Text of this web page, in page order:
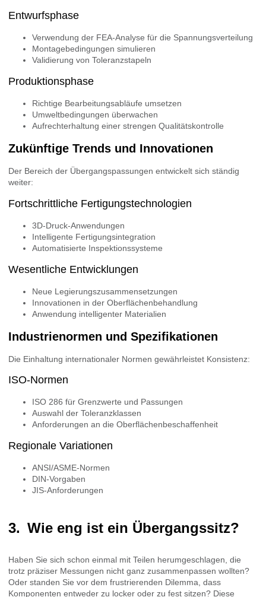
Entwurfsphase
Verwendung der FEA-Analyse für die Spannungsverteilung
Montagebedingungen simulieren
Validierung von Toleranzstapeln
Produktionsphase
Richtige Bearbeitungsabläufe umsetzen
Umweltbedingungen überwachen
Aufrechterhaltung einer strengen Qualitätskontrolle
Zukünftige Trends und Innovationen
Der Bereich der Übergangspassungen entwickelt sich ständig
weiter:
Fortschrittliche Fertigungstechnologien
3D-Druck-Anwendungen
Intelligente Fertigungsintegration
Automatisierte Inspektionssysteme
Wesentliche Entwicklungen
Neue Legierungszusammensetzungen
Innovationen in der Oberflächenbehandlung
Anwendung intelligenter Materialien
Industrienormen und Spezifikationen
Die Einhaltung internationaler Normen gewährleistet Konsistenz:
ISO-Normen
ISO 286 für Grenzwerte und Passungen
Auswahl der Toleranzklassen
Anforderungen an die Oberflächenbeschaffenheit
Regionale Variationen
ANSI/ASME-Normen
DIN-Vorgaben
JIS-Anforderungen
Wie eng ist ein Übergangssitz?
Haben Sie sich schon einmal mit Teilen herumgeschlagen, die
trotz präziser Messungen nicht ganz zusammenpassen wollten?
Oder standen Sie vor dem frustrierenden Dilemma, dass
Komponenten entweder zu locker oder zu fest sitzen? Diese